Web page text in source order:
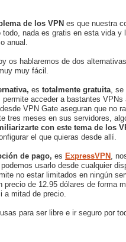
de los VPN es que nuestra
todo, nada es gratis en esta vida
anual.
os hablaremos de dos
muy fácil.
es totalmente gratuita ,
permite acceder a bastantes
VPN Gate aseguran que no
tres meses en sus servidores,
con este tema de los
el que quieras desde allí.
de pago, es ExpressVPN ,
usarlo desde cualquier
no estar limitados en ningún
precio de 12.95 dólares de forma
a mitad de precio.
para ser libre e ir seguro por